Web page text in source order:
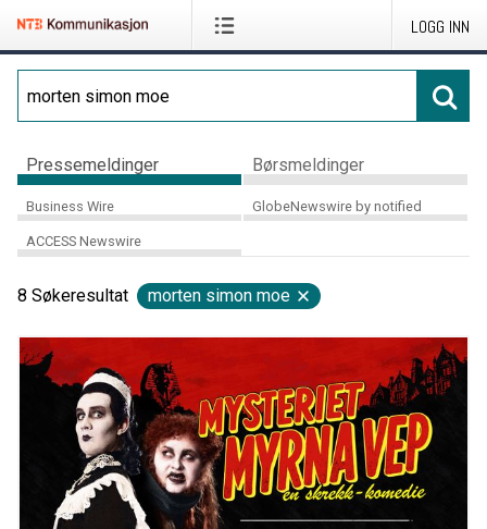
LOGG INN
Pressemeldinger Børsmeldinger
Business Wire GlobeNewswire by notified
ACCESS Newswire
8 Søkeresultat morten simon moe